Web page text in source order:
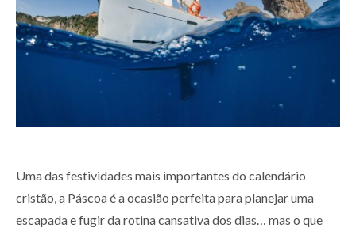
Uma das festividades mais importantes do calendário
cristão, a Páscoa é a ocasião perfeita para planejar uma
escapada e fugir da rotina cansativa dos dias… mas o que